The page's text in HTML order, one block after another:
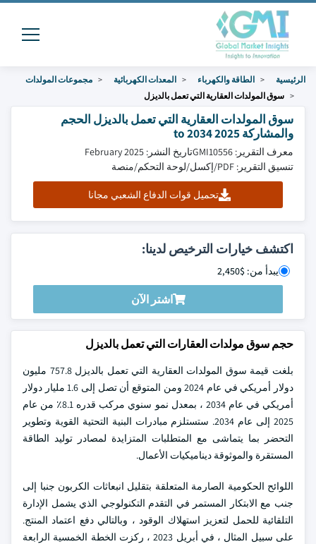
الرئيسية الطاقة والكهرباء المعدات الكهربائية
مجموعات المولدات
سوق المولدات العقارية التي تعمل بالديزل
سوق المولدات العقارية التي تعمل بالديزل الحجم
والمشاركة 2025 to 2034
معرف التقرير: GMI10556
تاريخ النشر: February 2025
تنسيق التقرير: PDF/إكسل/لوحة التحكم/منصة
تحميل قوات الدفاع الشعبي مجانا
اكتشف خيارات الترخيص لدينا:
يبدأ من: $2,450
اشتر الآن
حجم سوق مولدات العقارات التي تعمل بالديزل
بلغت قيمة سوق المولدات العقارية التي تعمل بالديزل 757.8 مليون
دولار أمريكي في عام 2024 ومن المتوقع أن تصل إلى 1.6 مليار دولار
أمريكي في عام 2034 ، بمعدل نمو سنوي مركب قدره 8.1٪ من عام
2025 إلى عام 2034. ستستلزم مبادرات البنية التحتية القوية وتطوير
التحضر بما يتماشى مع المتطلبات المتزايدة لمصادر توليد الطاقة
المستقرة والموثوقة ديناميكيات الأعمال.
اللوائح الحكومية الصارمة المتعلقة بتقليل انبعاثات الكربون جنبا إلى
جنب مع الابتكار المستمر في التقدم التكنولوجي الذي يشمل الإدارة
التلقائية للحمل لتعزيز استهلاك الوقود ، وبالتالي دفع اعتماد المنتج.
على سبيل المثال ، في أبريل 2023 ، ركزت الخطة الخمسية الرابعة